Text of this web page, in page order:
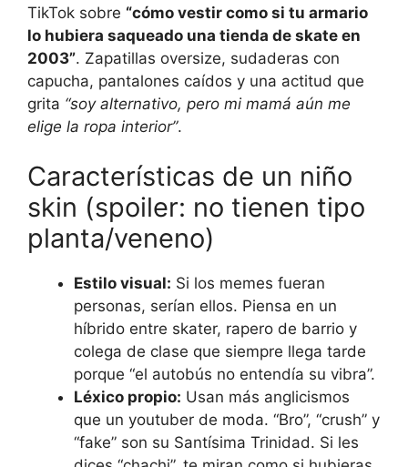
TikTok sobre “cómo vestir como si tu armario
lo hubiera saqueado una tienda de skate en
2003”. Zapatillas oversize, sudaderas con
capucha, pantalones caídos y una actitud que
grita “soy alternativo, pero mi mamá aún me
elige la ropa interior”.
Características de un niño
skin (spoiler: no tienen tipo
planta/veneno)
Estilo visual: Si los memes fueran
personas, serían ellos. Piensa en un
híbrido entre skater, rapero de barrio y
colega de clase que siempre llega tarde
porque “el autobús no entendía su vibra”.
Léxico propio: Usan más anglicismos
que un youtuber de moda. “Bro”, “crush” y
“fake” son su Santísima Trinidad. Si les